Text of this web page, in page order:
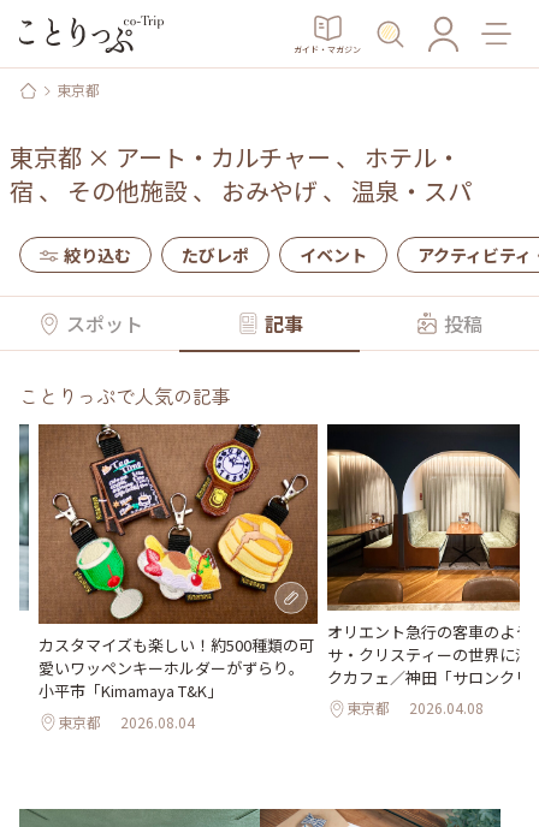
ガイド・マガジン
東京都
東京都 × アート・カルチャー 、 ホテル・
宿 、 その他施設、 おみやげ 、 温泉・スパ
絞り込む たびレポ イベント アクティビティ
スポット 記事 投稿
ことりっぷで人気の記事
カスタマイズも楽しい！約500種類の可
愛いワッペンキーホルダーがずらり。
小平市「Kimamaya T&K」
東京都 2026.08.04
オリエント急行の客車のよ
サ・クリスティーの世界に浸
クカフェ／神田「サロンクリ
東京都 2026.04.08